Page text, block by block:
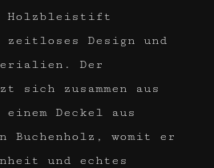
Holzbleistift
zeitloses Design und
Der
sich zusammen aus
einem Deckel aus
Buchenholz, womit er
und echtes